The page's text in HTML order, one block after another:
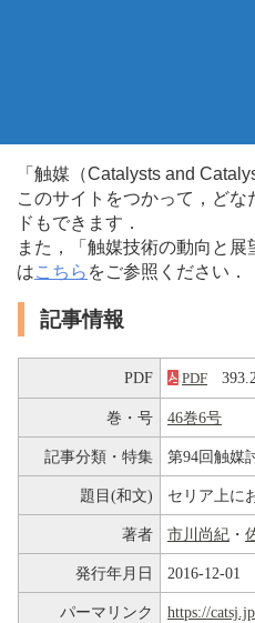
「触媒（Catalysts and
このサイトをつかって，ど
ドもできます．
また，「触媒技術の動向と
はこちら をご参照ください．
記事情報
PDF PDF
巻・号 46巻6号
記事分類・特集 第94回触媒
題目(和文) セリア上に
著者 市川尚紀 ・
発行年月日 2016-12-01
パーマリンク https://